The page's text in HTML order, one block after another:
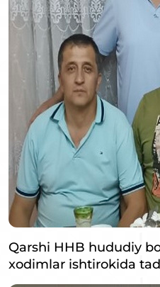
Qarshi HHB hududiy
xodimlar ishtirokida